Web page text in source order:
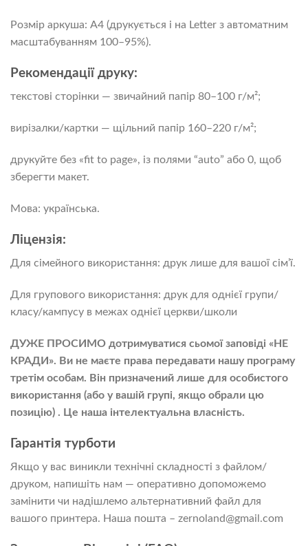
Розмір аркуша: A4 (друкується і на Letter з автоматним
масштабуванням 100–95%).
Рекомендації друку:
текстові сторінки — звичайний папір 80–100 г/м²;
вирізалки/картки — щільний папір 160–220 г/м²;
друкуйте без «fit to page», із полями “auto” або 0, щоб
зберегти макет.
Мова: українська.
Ліцензія:
Для сімейного використання: друк лише для вашої сім’ї.
Для групового використання: друк для однієї групи/
класу/кампусу в межах однієї церкви/школи
ДУЖЕ ПРОСИМО дотримуватися сьомої заповіді «НЕ
КРАДИ». Ви не маєте права передавати нашу програму
третім особам. Він призначений лише для особистого
використання (або у вашій групі, якщо обрали цю
позицію) . Це наша інтелектуальна власність.
Гарантія турботи
Якщо у вас виникли технічні складності з файлом/
друком, напишіть нам — оперативно допоможемо
замінити чи надішлемо альтернативний файл для
вашого принтера. Наша пошта – zernoland@gmail.com